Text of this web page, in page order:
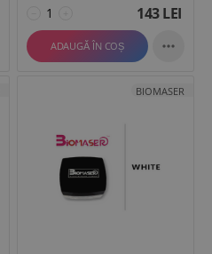
143LEI
ADAUGĂ ÎN COȘ 
BIOMASER